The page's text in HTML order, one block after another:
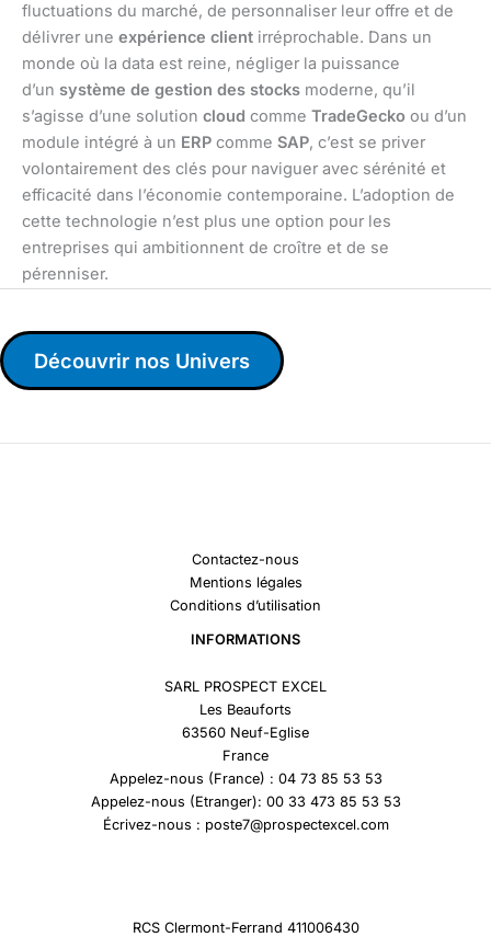
fluctuations du marché, de personnaliser leur offre et de
délivrer une expérience client irréprochable. Dans un
monde où la data est reine, négliger la puissance
d’un système de gestion des stocks moderne, qu’il
s’agisse d’une solution cloud comme TradeGecko ou d’un
module intégré à un ERP comme SAP, c’est se priver
volontairement des clés pour naviguer avec sérénité et
efficacité dans l’économie contemporaine. L’adoption de
cette technologie n’est plus une option pour les
entreprises qui ambitionnent de croître et de se
pérenniser.
Découvrir nos Univers
Contactez-nous
Mentions légales
Conditions d’utilisation
INFORMATIONS
SARL PROSPECT EXCEL
Les Beauforts
63560 Neuf-Eglise
France
Appelez-nous (France) : 04 73 85 53 53
Appelez-nous (Etranger): 00 33 473 85 53 53
Écrivez-nous : poste7@prospectexcel.com
RCS Clermont-Ferrand 411006430